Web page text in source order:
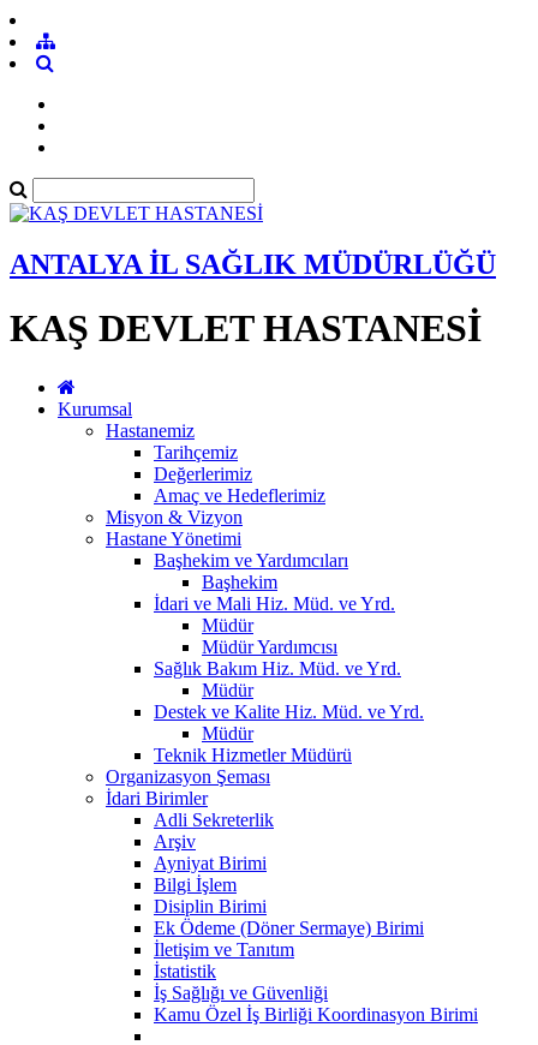
ANTALYA İL SAĞLIK MÜDÜRLÜĞÜ
KAŞ DEVLET HASTANESİ
Kurumsal
Hastanemiz
Tarihçemiz
Değerlerimiz
Amaç ve Hedeflerimiz
Misyon & Vizyon
Hastane Yönetimi
Başhekim ve Yardımcıları
Başhekim
İdari ve Mali Hiz. Müd. ve Yrd.
Müdür
Müdür Yardımcısı
Sağlık Bakım Hiz. Müd. ve Yrd.
Müdür
Destek ve Kalite Hiz. Müd. ve Yrd.
Müdür
Teknik Hizmetler Müdürü
Organizasyon Şeması
İdari Birimler
Adli Sekreterlik
Arşiv
Ayniyat Birimi
Bilgi İşlem
Disiplin Birimi
Ek Ödeme (Döner Sermaye) Birimi
İletişim ve Tanıtım
İstatistik
İş Sağlığı ve Güvenliği
Kamu Özel İş Birliği Koordinasyon Birimi